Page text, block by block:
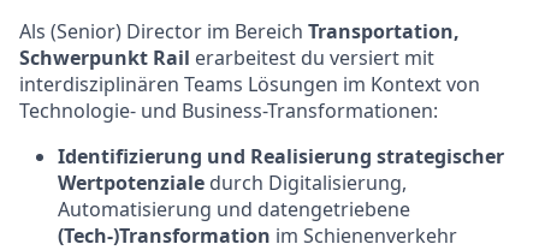
Als (Senior) Director im Bereich Transportation,
Schwerpunkt Rail erarbeitest du versiert mit
interdisziplinären Teams Lösungen im Kontext von
Technologie- und Business-Transformationen:
Identifizierung und Realisierung strategischer
Wertpotenziale durch Digitalisierung,
Automatisierung und datengetriebene
(Tech-)Transformation im Schienenverkehr